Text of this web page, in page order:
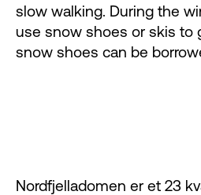
slow walking. During the
use snow shoes or skis to
snow shoes can be
Nordfjelladomen er et 23